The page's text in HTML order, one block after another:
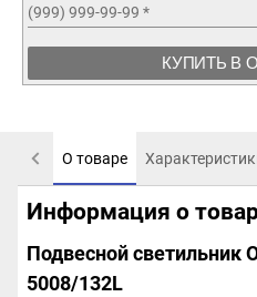
(999) 999-99-99 *
КУПИТЬ В
О товаре
Информация о
Подвесной светильник
5008/132L